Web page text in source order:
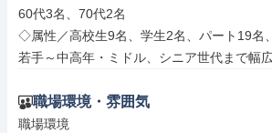
60代3名、70代2名
◇属性／高校生9名、学生2名、パート19名
若手～中高年・ミドル、シニア世代まで幅
職場環境・雰囲気
職場環境